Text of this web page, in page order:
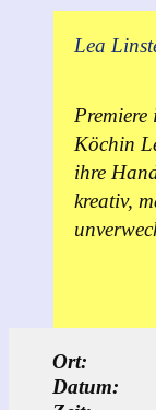
Lea
Köchin
ihre
kreativ,
Ort:
Datum: